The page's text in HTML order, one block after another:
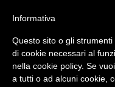
Newsletter
Informativa
Questo sito o gli
di cookie necessari al
nella cookie policy. Se
a tutti o ad alcuni cookie,